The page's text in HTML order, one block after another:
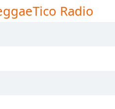
Radio